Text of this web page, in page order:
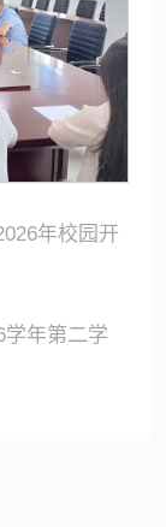
年校园开
学年第二学